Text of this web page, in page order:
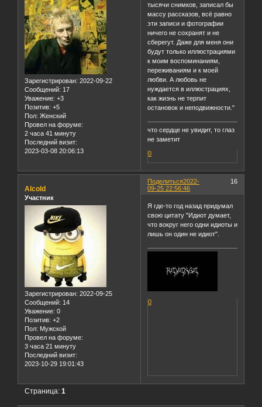
Зарегистрирован: 2022-09-22
Сообщений: 17
Уважение: +3
Позитив: +5
Пол: Женский
Провел на форуме:
2 часа 41 минуту
Последний визит:
2023-03-08 20:06:13
тысячи снимков, записал бы
массу рассказов, всё равно
эти записи и фотографии
ничего не сохранят и не
сберегут. Даже для меня они
будут только иллюстрациями
к моим воспоминаниям,
переживаниям и к моей
любви. А любовь не
нуждается в иллюстрациях,
как жизнь не терпит
остановок и неподвижности."
что сердце не увидит, то глаз
не заметит
0
Поделиться 16
2022-
09-25 22:56:46
Alcold
Участник
Зарегистрирован: 2022-09-25
Сообщений: 14
Уважение: 0
Позитив: +2
Пол: Мужской
Провел на форуме:
3 часа 21 минуту
Последний визит:
2023-10-29 19:01:43
Я где-то год назад придумал
свою цитату "Идиот думает,
что вокруг него одни идиоты и
лишь он один не идиот".
0
Страница:1